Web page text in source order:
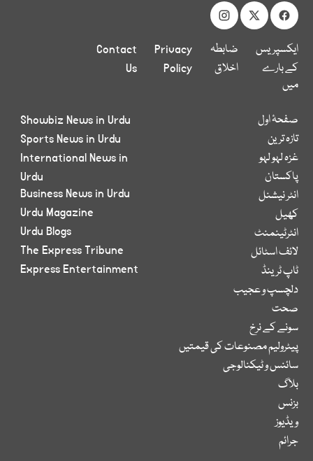
ایکسپریس
کے بارے
میں
ضابطہ
اخلاق
Privacy
Policy
Contact
Us
صفحۂ اول
تازہ ترین
غزہ لہو لہو
پاکستان
انٹر نیشنل
کھیل
انٹرٹینمنٹ
لائف اسٹائل
ٹاپ ٹرینڈ
دلچسپ و عجیب
صحت
سونے کے نرخ
پیٹرولیم مصنوعات کی قیمتیں
سائنس و ٹیکنالوجی
بلاگ
بزنس
ویڈیوز
جرائم
Showbiz News in Urdu
Sports News in Urdu
International News in
Urdu
Business News in Urdu
Urdu Magazine
Urdu Blogs
The Express Tribune
Express Entertainment